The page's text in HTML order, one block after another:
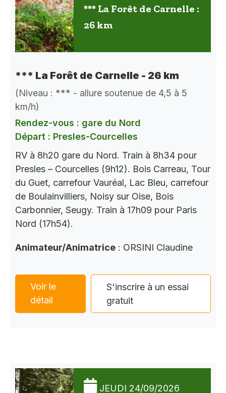
*** La Forêt de Carnelle :
26 km
*** La Forêt de Carnelle - 26 km
(Niveau : *** - allure soutenue de 4,5 à 5
km/h)
Rendez-vous : gare du Nord
Départ : Presles-Courcelles
RV à 8h20 gare du Nord. Train à 8h34 pour
Presles – Courcelles (9h12). Bois Carreau, Tour
du Guet, carrefour Vauréal, Lac Bleu, carrefour
de Boulainvilliers, Noisy sur Oise, Bois
Carbonnier, Seugy. Train à 17h09 pour Paris
Nord (17h54).
Animateur/Animatrice : ORSINI Claudine
Voir le
détail
S'inscrire à un essai
gratuit
JEUDI 24/09/2026